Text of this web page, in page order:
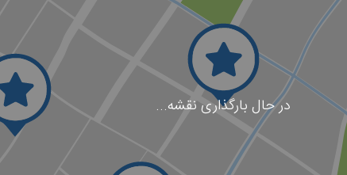
در حال بارگذاری نقشه...